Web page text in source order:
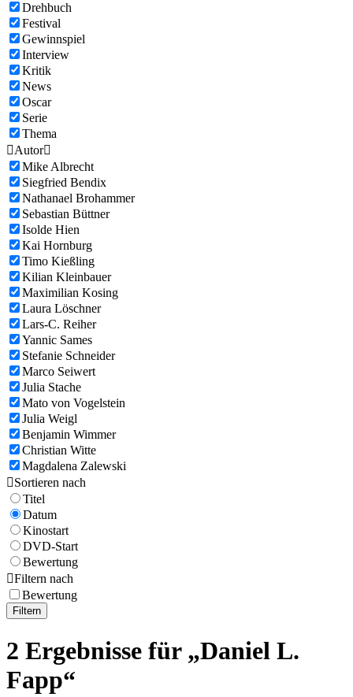
Drehbuch
Festival
Gewinnspiel
Interview
Kritik
News
Oscar
Serie
Thema
Autor
Mike Albrecht
Siegfried Bendix
Nathanael Brohammer
Sebastian Büttner
Isolde Hien
Kai Hornburg
Timo Kießling
Kilian Kleinbauer
Maximilian Kosing
Laura Löschner
Lars-C. Reiher
Yannic Sames
Stefanie Schneider
Marco Seiwert
Julia Stache
Mato von Vogelstein
Julia Weigl
Benjamin Wimmer
Christian Witte
Magdalena Zalewski
Sortieren nach
Titel
Datum
Kinostart
DVD-Start
Bewertung
Filtern nach
Bewertung
Filtern
2 Ergebnisse für „Daniel L.
Fapp“